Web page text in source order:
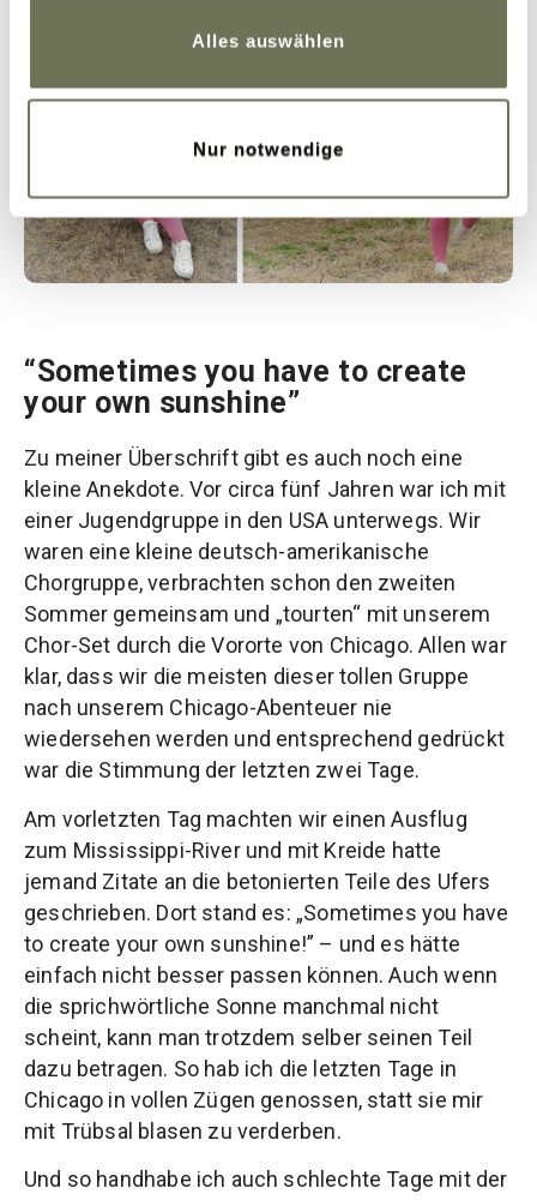
Alles auswählen
Nur notwendige
“Sometimes you have to create
your own sunshine”
Zu meiner Überschrift gibt es auch noch eine
kleine Anekdote. Vor circa fünf Jahren war ich mit
einer Jugendgruppe in den USA unterwegs. Wir
waren eine kleine deutsch-amerikanische
Chorgruppe, verbrachten schon den zweiten
Sommer gemeinsam und „tourten“ mit unserem
Chor-Set durch die Vororte von Chicago. Allen war
klar, dass wir die meisten dieser tollen Gruppe
nach unserem Chicago-Abenteuer nie
wiedersehen werden und entsprechend gedrückt
war die Stimmung der letzten zwei Tage.
Am vorletzten Tag machten wir einen Ausflug
zum Mississippi-River und mit Kreide hatte
jemand Zitate an die betonierten Teile des Ufers
geschrieben. Dort stand es: „Sometimes you have
to create your own sunshine!” – und es hätte
einfach nicht besser passen können. Auch wenn
die sprichwörtliche Sonne manchmal nicht
scheint, kann man trotzdem selber seinen Teil
dazu betragen. So hab ich die letzten Tage in
Chicago in vollen Zügen genossen, statt sie mir
mit Trübsal blasen zu verderben.
Und so handhabe ich auch schlechte Tage mit der